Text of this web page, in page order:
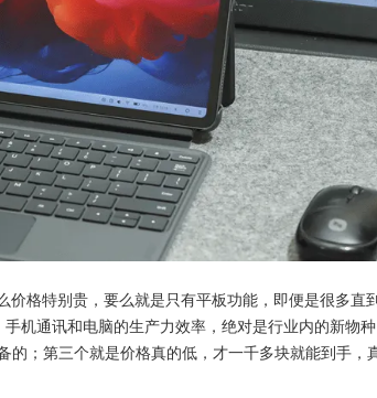
格特别贵，要么就是只有平板功能，即便是很多直
机通讯和电脑的生产力效率，绝对是行业内的新物种
；第三个就是价格真的低，才一千多块就能到手，